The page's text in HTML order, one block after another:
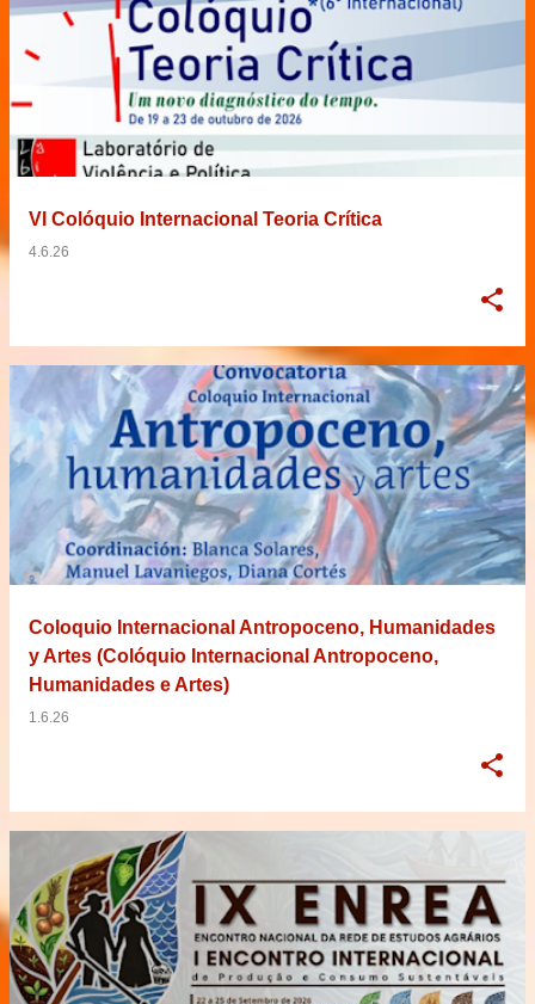
VI Colóquio Internacional Teoria Crítica
4.6.26
Coloquio Internacional Antropoceno, Humanidades
y Artes (Colóquio Internacional Antropoceno,
Humanidades e Artes)
1.6.26